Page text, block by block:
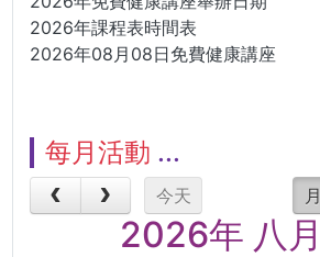
2026年課程表時間表
2026年08月08日免費健康講座
每月活動
今天 月
2026年 八月